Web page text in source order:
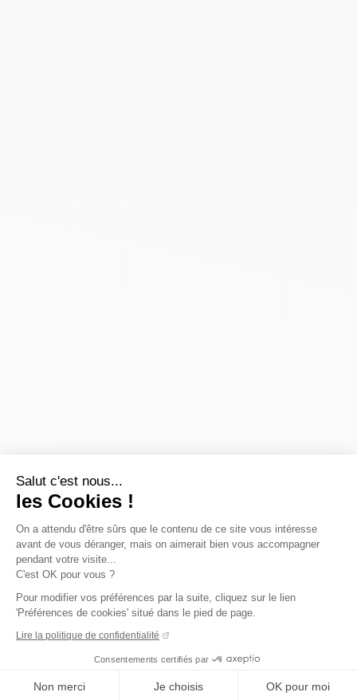
Salut c'est nous...
les Cookies !
On a attendu d'être sûrs que le contenu de ce site vous intéresse
avant de vous déranger, mais on aimerait bien vous accompagner
pendant votre visite...
C'est OK pour vous ?
Pour modifier vos préférences par la suite, cliquez sur le lien
'Préférences de cookies' situé dans le pied de page.
Lire la politique de confidentialité
Consentements certifiés par
Non merci Je choisis OK pour moi